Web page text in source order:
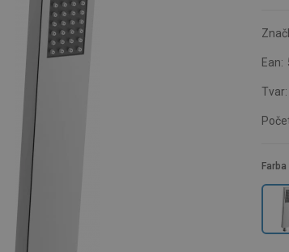
Ean:
Tvar:
Farba